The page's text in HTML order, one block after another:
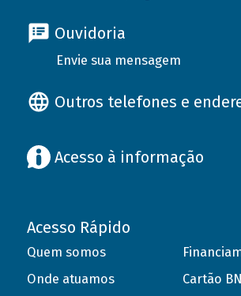
Ouvidoria
Envie sua mensagem
Outros telefones e
Acesso à informação
Acesso Rápido
Quem somos
Onde atuamos
Cartão